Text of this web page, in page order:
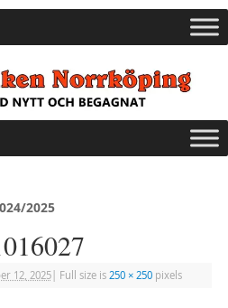
2025
12, 2025| Full size is 250 × 250pixels